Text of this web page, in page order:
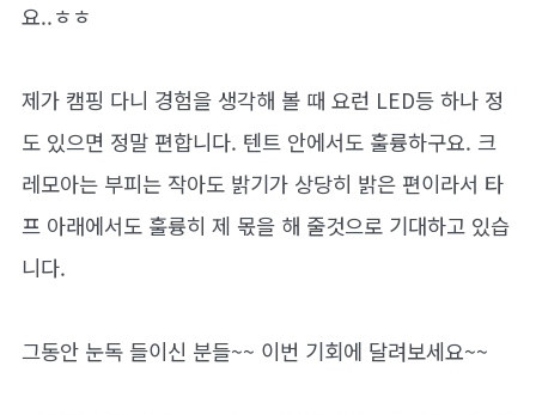
요..ㅎㅎ
제가 캠핑 다니 경험을 생각해 볼 때 요런 LED등 하나 정
도 있으면 정말 편합니다. 텐트 안에서도 훌륭하구요. 크
레모아는 부피는 작아도 밝기가 상당히 밝은 편이라서 타
프 아래에서도 훌륭히 제 몫을 해 줄것으로 기대하고 있습
니다.
그동안 눈독 들이신 분들~~ 이번 기회에 달려보세요~~